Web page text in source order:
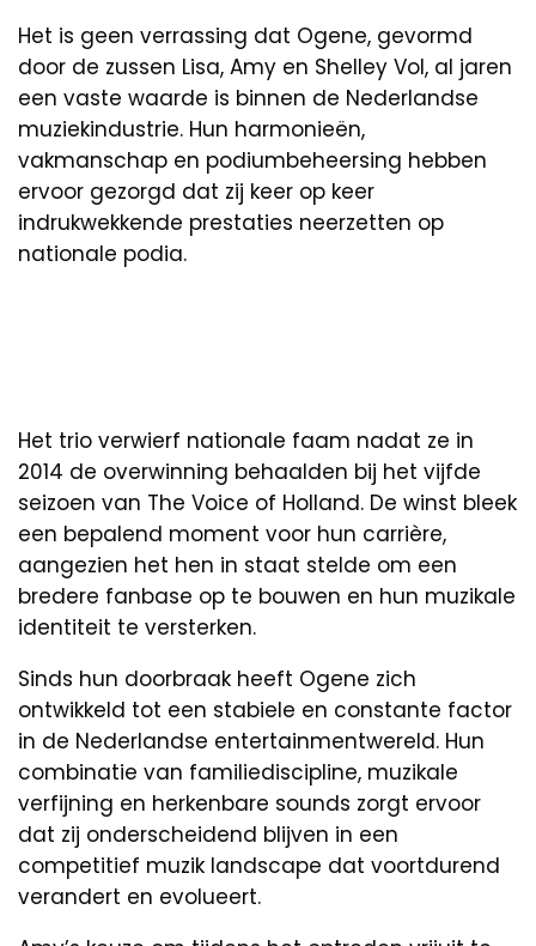
Het is geen verrassing dat Ogene, gevormd
door de zussen Lisa, Amy en Shelley Vol, al jaren
een vaste waarde is binnen de Nederlandse
muziekindustrie. Hun harmonieën,
vakmanschap en podiumbeheersing hebben
ervoor gezorgd dat zij keer op keer
indrukwekkende prestaties neerzetten op
nationale podia.
Het trio verwierf nationale faam nadat ze in
2014 de overwinning behaalden bij het vijfde
seizoen van The Voice of Holland. De winst bleek
een bepalend moment voor hun carrière,
aangezien het hen in staat stelde om een
bredere fanbase op te bouwen en hun muzikale
identiteit te versterken.
Sinds hun doorbraak heeft Ogene zich
ontwikkeld tot een stabiele en constante factor
in de Nederlandse entertainmentwereld. Hun
combinatie van familiediscipline, muzikale
verfijning en herkenbare sounds zorgt ervoor
dat zij onderscheidend blijven in een
competitief muzik landscape dat voortdurend
verandert en evolueert.